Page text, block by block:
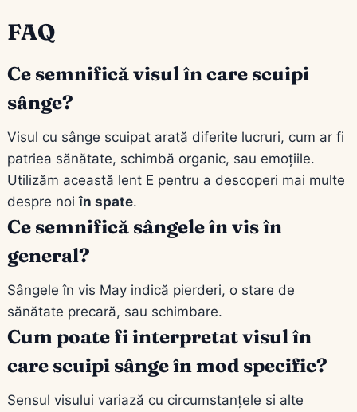
FAQ
Ce semnifică visul în care scuipi
sânge?
Visul cu sânge scuipat arată diferite lucruri, cum ar fi
patriea sănătate, schimbă organic, sau emoţiile.
Utilizăm această lent E pentru a descoperi mai multe
despre noiîn spate.
Ce semnifică sângele în vis în
general?
Sângele în vis May indică pierderi, o stare de
sănătate precară, sau schimbare.
Cum poate fi interpretat visul în
care scuipi sânge în mod specific?
Sensul visului variază cu circumstanţele si alte